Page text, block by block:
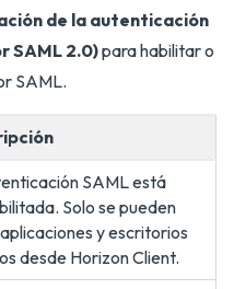
de la autenticación
SAML 2.0)para habilitar o
SAML.
SAML está
Solo se pueden
y escritorios
desde Horizon Client.